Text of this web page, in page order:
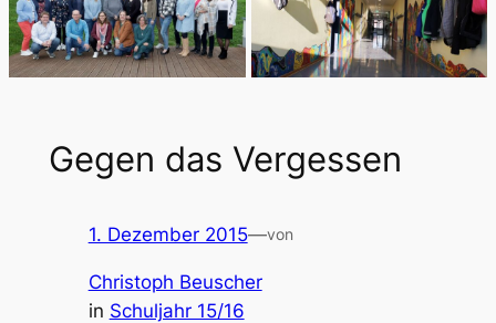
h
e
n
Gegen das Vergessen
1. Dezember 2015—von
Christoph Beuscher
in Schuljahr 15/16